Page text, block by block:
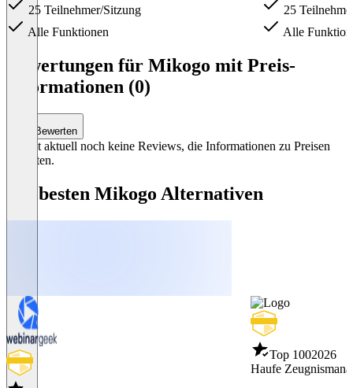
25 Teilnehmer/Sitzung
Alle Funktionen
25
Alle
Bewertungen für Mikogo mit Preis-
Informationen (0)
Bewerten
Es gibt aktuell noch keine Reviews, die Informationen zu Preisen
enthalten.
Die besten Mikogo Alternativen
Top 1002026
Haufe